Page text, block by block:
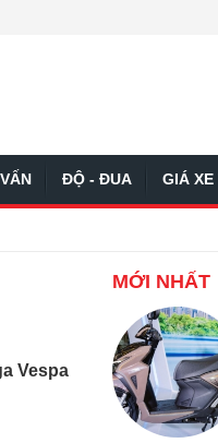
ĐỘ - ĐUA GIÁ
Vespa
MỚI NHẤT